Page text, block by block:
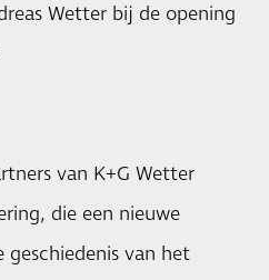
Wetter bij de opening
van K+G Wetter
die een nieuwe
geschiedenis van het